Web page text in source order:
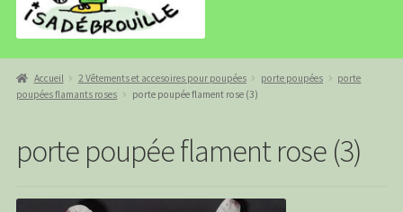
BOUTIQUE
ISADEBROUILLE
Accueil 2 Vêtements et accesoires pour poupées porte poupées
porte
poupées flamants roses
porte poupée flament rose (3)
porte poupée flament rose (3)